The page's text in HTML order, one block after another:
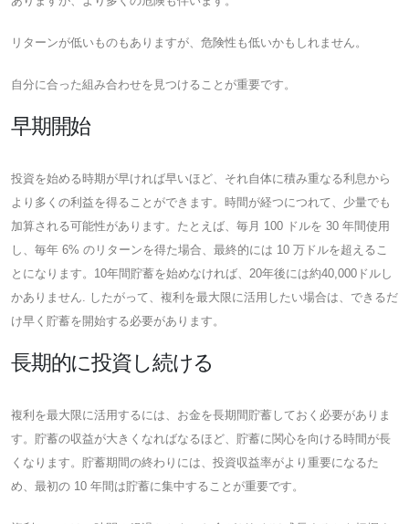
リターンが低いものもありますが、危険性も低いかもしれません。
自分に合った組み合わせを見つけることが重要です。
早期開始
投資を始める時期が早ければ早いほど、それ自体に積み重なる利息から
より多くの利益を得ることができます。時間が経つにつれて、少量でも
加算される可能性があります。たとえば、毎月 100 ドルを 30 年間使用
し、毎年 6% のリターンを得た場合、最終的には 10 万ドルを超えるこ
とになります。10年間貯蓄を始めなければ、20年後には約40,000ドルし
かありません. したがって、複利を最大限に活用したい場合は、できるだ
け早く貯蓄を開始する必要があります。
長期的に投資し続ける
複利を最大限に活用するには、お金を長期間貯蓄しておく必要がありま
す。貯蓄の収益が大きくなればなるほど、貯蓄に関心を向ける時間が長
くなります。貯蓄期間の終わりには、投資収益率がより重要になるた
め、最初の 10 年間は貯蓄に集中することが重要です。